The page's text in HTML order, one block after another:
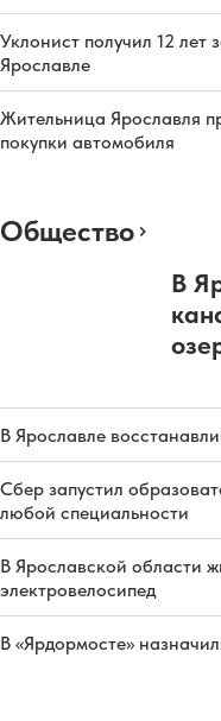
Уклонист получил 12 лет
Ярославле
Жительница Ярославля
покупки автомобиля
Общество
В
В Ярославле
Сбер запустил
любой специальности
В Ярославской области
электровелосипед
В «Ярдормосте»